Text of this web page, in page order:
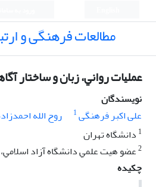
مطالعات فرهنگی و
ﻋﻤﻠﻴﺎت رواﻧﻲ، زﺑﺎن و ﺳﺎﺧﺘﺎر
نویسندگان
علی اکبر فرهنگی1 روح الله
1 دانشگاه تهران
2ﻋﻀﻮ هیت ﻋﻠﻤﻲ داﻧﺸﮕﺎه آزاد
چکیده